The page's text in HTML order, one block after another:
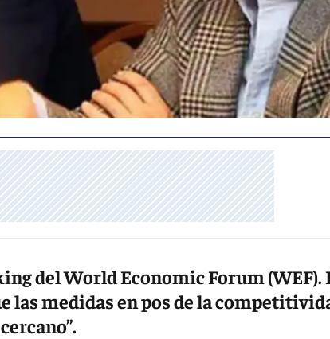
del World Economic Forum (WEF).
las medidas en pos de la